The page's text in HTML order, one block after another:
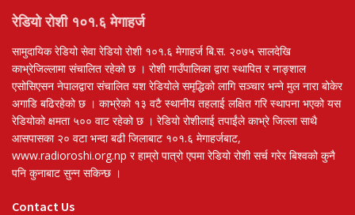
रेडियो रोशी १०१.६ मेगाहर्ज
सामुदायिक रेडियो सेवा रेडियो रोशी १०१.६ मेगाहर्ज बि.स. २०७५ सालदेखि
काभ्रेजिल्लामा संचालित रहेको छ । रोशी गाउँपालिका द्वारा स्थापित र नाङ्शाल
एसोसिएसन नेपालद्वारा संचालित यश रेडियोले समृद्धिको लागि सञ्चार भन्ने मुल नारा बोकेर
अगाडि बढिरहेको छ । काभ्रेको १३ वटै स्थानीय तहलाई लक्षित गरि स्थापना भएको यस
रेडियोको क्षमता ५०० वाट रहेको छ । रेडियो रोशीलाई तपाईंले काभ्रे जिल्ला साथै
आसपासका २० वटा भन्दा बढी जिलाबाट १०१.६ मेगाहर्जबाट,
www.radioroshi.org.np र हाम्रो पात्रो एपमा रेडियो रोशी सर्च गरेर बिश्वको कुनै
पनि कुनाबाट सुन्न सकिन्छ ।
Contact Us